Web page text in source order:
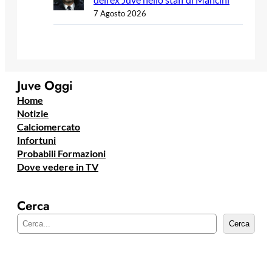
7 Agosto 2026
Juve Oggi
Home
Notizie
Calciomercato
Infortuni
Probabili Formazioni
Dove vedere in TV
Cerca
e
Cerca